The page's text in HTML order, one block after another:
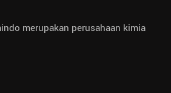
merupakan perusahaan kimia